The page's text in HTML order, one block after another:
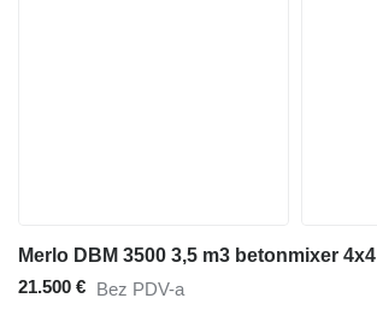
Merlo DBM 3500 3,5 m3 betonmixer 4x4
21.500 € Bez PDV-a